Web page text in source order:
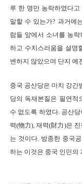
루 한 명만 농락하였다
말할 수 있는가? 과거에
람들 앞에서 소녀를 농
하고 수치스러움을 설명
변하지 않았으며 단지 예
중국 공산당은 마치 강간
당의 독재본질은 필연적
수 없도록 하였다. 공산
력(物力), 재력(財力)은
는 것이다. 방종한 중국
하는 이것은 중국 인민의